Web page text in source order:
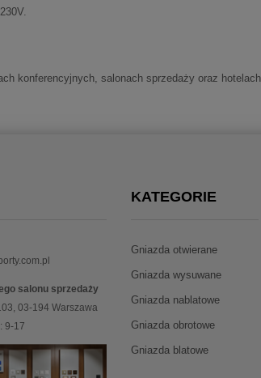
konferencyjnych, salonach sprzedaży oraz
salonu sprzedaży
03-194 Warszawa
9-17
KATEGORIE
Gniazda otwierane
Gniazda wysuwane
Gniazda nablatowe
Gniazda obrotowe
Gniazda blatowe